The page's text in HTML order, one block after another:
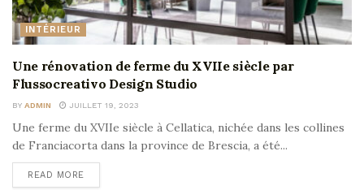
INTÉRIEUR
Une rénovation de ferme du XVIIe siècle par
Flussocreativo Design Studio
BY ADMIN JUILLET 19, 2023
Une ferme du XVIIe siècle à Cellatica, nichée dans les collines
de Franciacorta dans la province de Brescia, a été...
READ MORE